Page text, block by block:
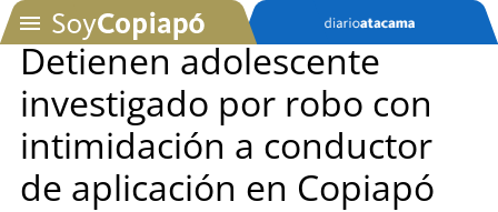
SOYTV
Podcast
Detienen adolescente
investigado por robo con
intimidación a conductor
de aplicación en Copiapó